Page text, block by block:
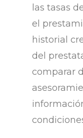
las tasas
el
historial
del
comparar